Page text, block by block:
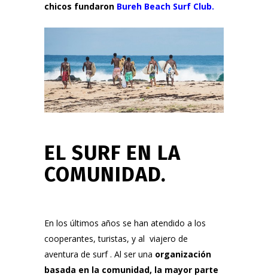
chicos fundaron Bureh Beach Surf Club.
EL SURF EN LA
COMUNIDAD.
En los últimos años se han atendido a los
cooperantes, turistas, y al viajero de
aventura de surf . Al ser una organización
basada en la comunidad, la mayor parte